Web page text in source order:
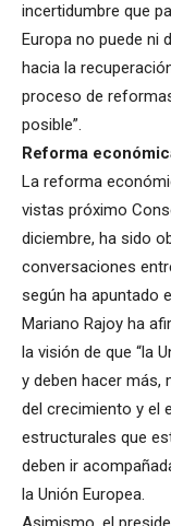
incertidumbre que
Europa no puede ni
hacia la
proceso de
posible”.
Reforma
La reforma
vistas próximo
diciembre, ha sido
conversaciones
según ha apuntado
Mariano Rajoy ha
la visión de que “la
y deben hacer más,
del crecimiento y el
estructurales que
deben ir
la Unión Europea.